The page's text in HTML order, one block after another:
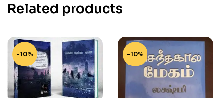
Related products
-10% -10%